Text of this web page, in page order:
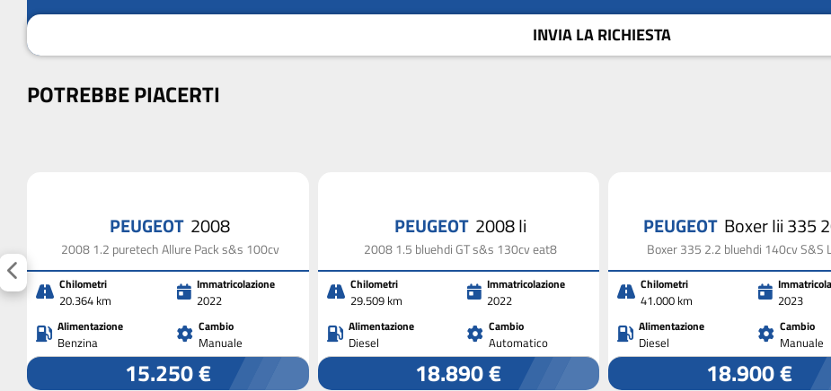
INVIA LA RICHIESTA
POTREBBE PIACERTI
PEUGEOT 2008
2008 1.2 puretech Allure Pack s&s 100cv
Chilometri
20.364 km
Immatricolazione
2022
Alimentazione
Benzina
Cambio
Manuale
15.250 €
PEUGEOT 2008 Ii
2008 1.5 bluehdi GT s&s 130cv eat8
Chilometri
29.509 km
Immatricolazione
2022
Alimentazione
Diesel
Cambio
Automatico
18.890 €
PEUGEOT Boxer Iii 335
Boxer 335 2.2 bluehdi 140cv S&S
Chilometri
41.000 km 2023
Alimentazione
Diesel
Cambio
Manuale
18.900 €